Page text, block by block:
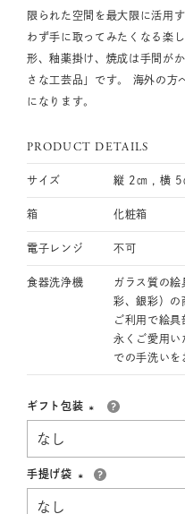
限られた空間を最大限に活用
わず手に取ってみたくなる楽
形、釉薬掛け、焼成は手間が
さな工芸品」です。 海外の方
になります。
PRODUCT DETAILS
サイズ 縦 2㎝ , 横
箱 化粧箱
電子レンジ 不可
食器洗浄機
ガラス質の
彩、銀彩）の
ご利用で絵
永くご愛用い
での手洗いを
ギフト包装
手提げ袋